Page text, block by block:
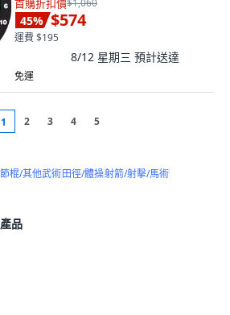
首購折扣價$1,060
45% $574
運費 $195
8/12 星期三 預計送達
免運
1 2 3 4 5
棍/其他武術田徑/體操射箭/射擊/馬術
品